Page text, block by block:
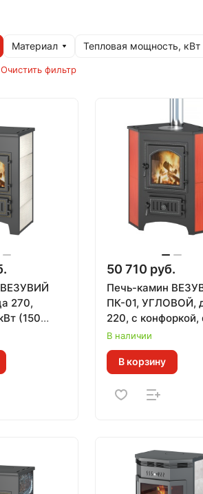
Материал Тепловая мощность, кВт
Очистить фильтр
270,
(150
50 710 руб.
Печь-камин
ПК-01, УГЛОВОЙ,
220, с конфоркой,
мм, красный, 9 кВт
м.куб)
В наличии
В корзину